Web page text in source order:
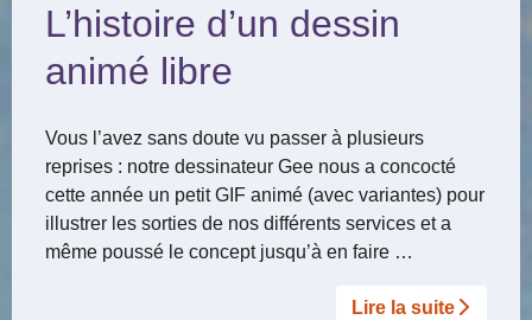
L’histoire d’un dessin
animé libre
Vous l’avez sans doute vu passer à plusieurs
reprises : notre dessinateur Gee nous a concocté
cette année un petit GIF animé (avec variantes) pour
illustrer les sorties de nos différents services et a
même poussé le concept jusqu’à en faire …
Lire la suite­­